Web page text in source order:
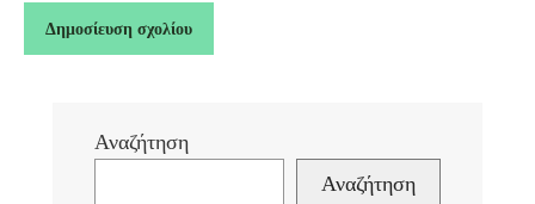
Αναζήτηση
Αναζήτηση